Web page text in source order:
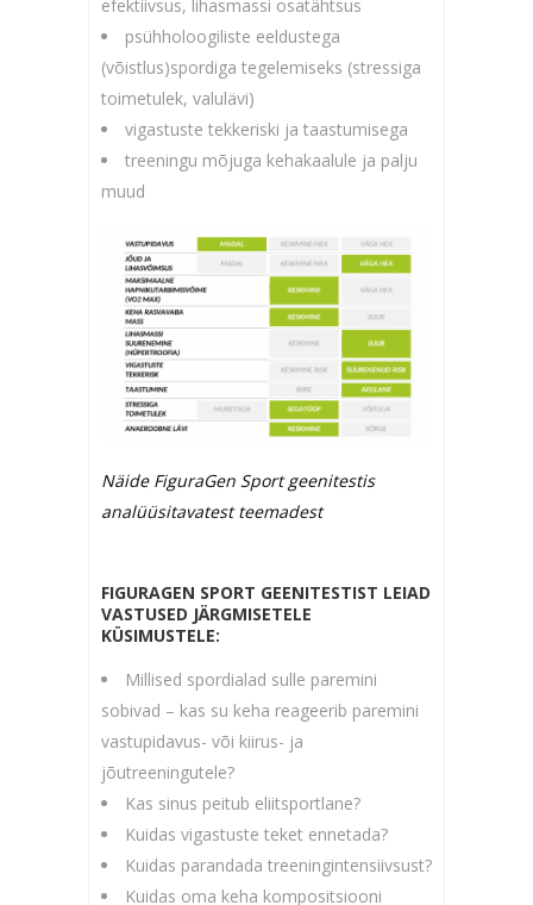
efektiivsus, lihasmassi osatähtsus
psühholoogiliste eeldustega
(võistlus)spordiga tegelemiseks (stressiga
toimetulek, valulävi)
vigastuste tekkeriski ja taastumisega
treeningu mõjuga kehakaalule ja palju
muud
Näide FiguraGen Sport geenitestis
analüüsitavatest teemadest
FIGURAGEN SPORT GEENITESTIST LEIAD
VASTUSED JÄRGMISETELE
KÜSIMUSTELE:
Millised spordialad sulle paremini
sobivad – kas su keha reageerib paremini
vastupidavus- või kiirus- ja
jõutreeningutele?
Kas sinus peitub eliitsportlane?
Kuidas vigastuste teket ennetada?
Kuidas parandada treeningintensiivsust?
Kuidas oma keha kompositsiooni